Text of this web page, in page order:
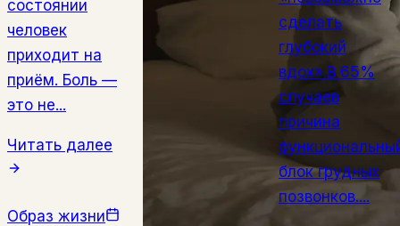
состоянии
человек
приходит на
приём. Боль —
это не...
Читать далее
Образ жизни
сделать
глубокий
вдох».В 65%
случаев
причина
блок грудных
позвонков....